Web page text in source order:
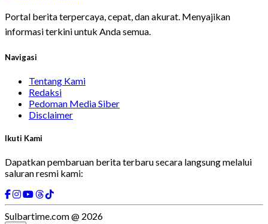
Portal berita terpercaya, cepat, dan akurat. Menyajikan
informasi terkini untuk Anda semua.
Navigasi
Tentang Kami
Redaksi
Pedoman Media Siber
Disclaimer
Ikuti Kami
Dapatkan pembaruan berita terbaru secara langsung melalui
saluran resmi kami:
Sulbartime.com @ 2026